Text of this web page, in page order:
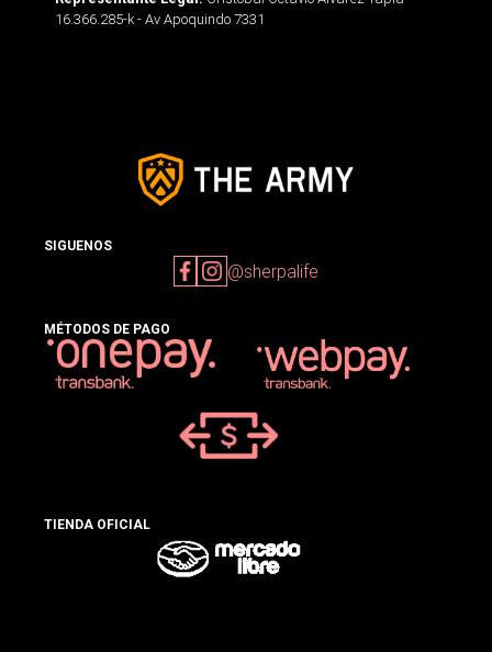
16.366.285-k - Av Apoquindo 7331
SIGUENOS
@sherpalife
MÉTODOS DE PAGO
TIENDA OFICIAL